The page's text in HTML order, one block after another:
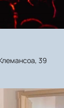
39